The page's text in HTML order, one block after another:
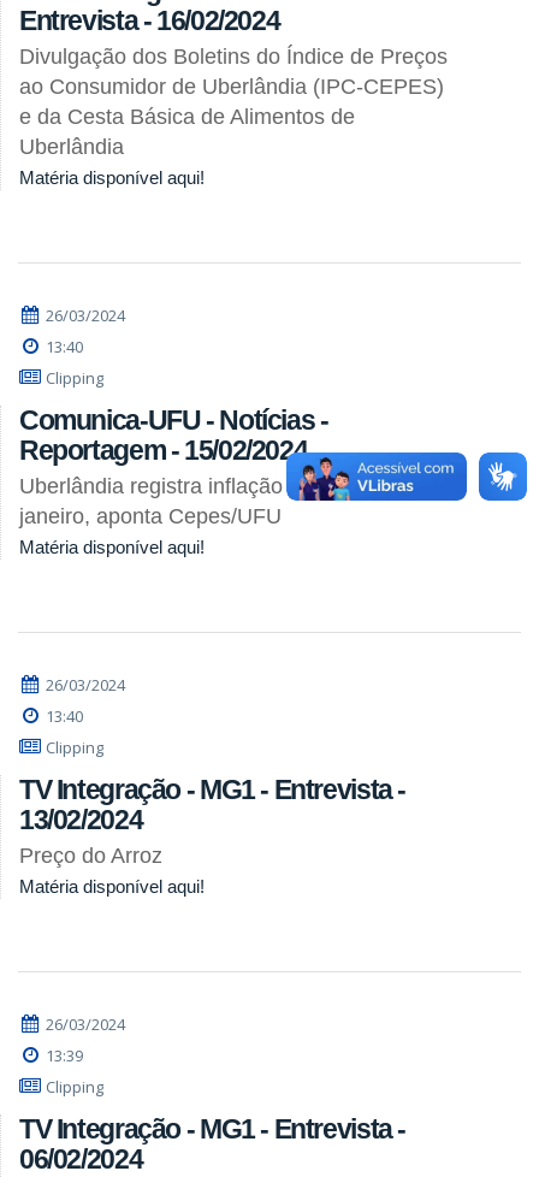
Entrevista - 16/02/2024
Divulgação dos Boletins do Índice de Preços
ao Consumidor de Uberlândia (IPC-CEPES)
e da Cesta Básica de Alimentos de
Uberlândia
Matéria disponível aqui!
26/03/2024
13:40
Clipping
Comunica-UFU - Notícias -
Reportagem - 15/02/2024
Uberlândia registra inflação de 0,87% em
janeiro, aponta Cepes/UFU
Matéria disponível aqui!
26/03/2024
13:40
Clipping
TV Integração - MG1 - Entrevista -
13/02/2024
Preço do Arroz
Matéria disponível aqui!
26/03/2024
13:39
Clipping
TV Integração - MG1 - Entrevista -
06/02/2024